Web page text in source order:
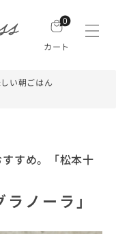
0
カート
い朝ごはん
すめ。「松本十
ノーラ」